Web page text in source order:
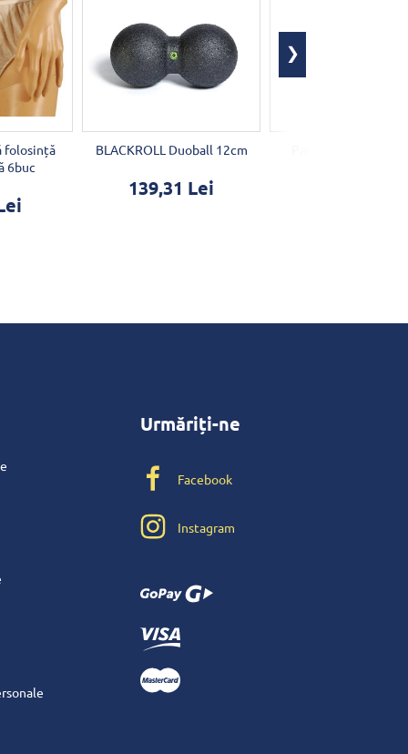
folosință
6buc
BLACKROLL Duoball 12cm
139,31 Lei
Urmăriți-ne
Facebook
Instagram